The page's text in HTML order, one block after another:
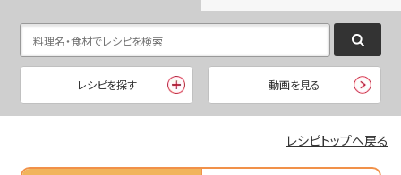
レシピを探す 動画を見る
レシピトップへ戻る